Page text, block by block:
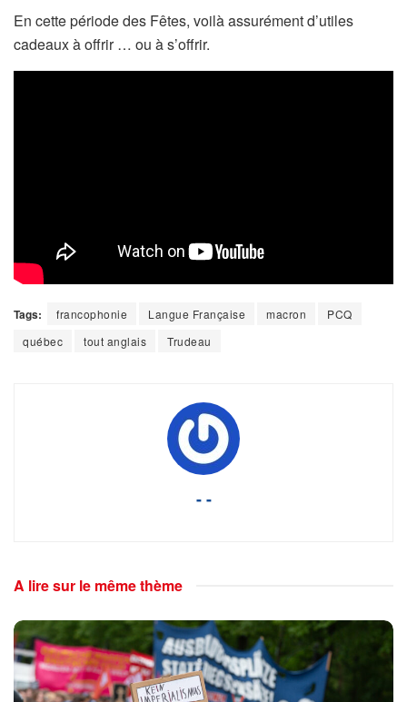
En cette période des Fêtes, voilà assurément d’utiles
cadeaux à offrir … ou à s’offrir.
Tags: francophonie Langue Française macron
PCQ
québec
tout anglais Trudeau
- -
A lire sur le même thème